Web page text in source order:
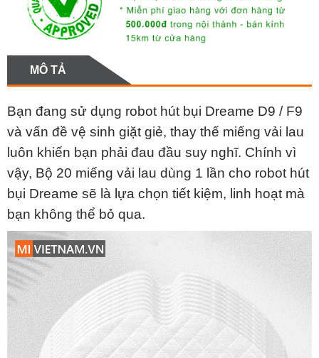
MÔ TẢ
Bạn đang sử dụng robot hút bụi Dreame D9 / F9
và vấn đề vệ sinh giặt giẻ, thay thế miếng vải lau
luôn khiến bạn phải đau đầu suy nghĩ. Chính vì
vậy, Bộ 20 miếng vải lau dùng 1 lần cho robot hút
bụi Dreame sẽ là lựa chọn tiết kiệm, linh hoạt mà
bạn không thể bỏ qua.